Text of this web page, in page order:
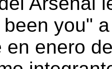
you"
en enero